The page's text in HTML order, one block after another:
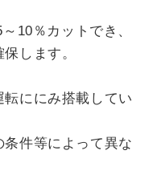
10％カットでき、
します。
ににみ搭載してい
件等によって異な